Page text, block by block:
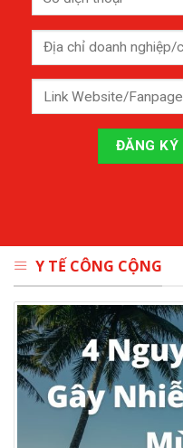
Y TẾ CÔNG CỘNG